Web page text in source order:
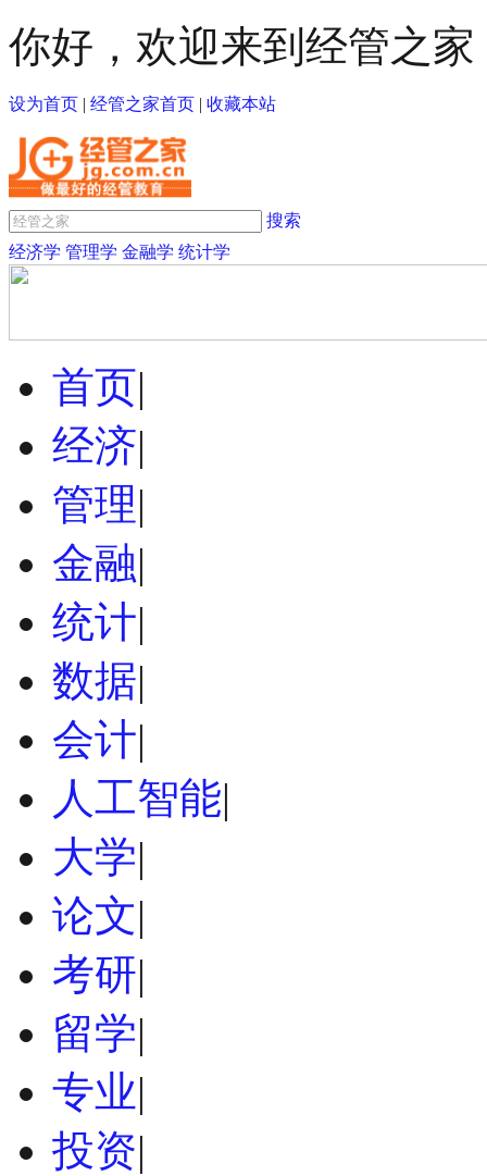
你好，欢迎来到经管之家
设为首页 | 经管之家首页 | 收藏本站
搜索
经济学 管理学 金融学 统计学
首页|
经济|
管理|
金融|
统计|
数据|
会计|
人工智能|
大学|
论文|
考研|
留学|
专业|
投资|